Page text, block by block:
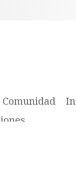
Comunidad